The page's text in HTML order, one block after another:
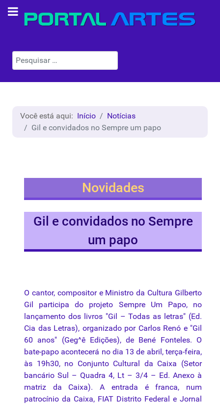
Pesquisar
Você está aqui: Início
Notícias
Gil e convidados no Sempre um papo
Novidades
Gil e convidados no Sempre
um papo
O cantor, compositor e Ministro da Cultura Gilberto
Gil participa do projeto SempreUm Papo, no
lançamento dos livros"Gil –Todas as letras" (Ed.
Cia das Letras), organizado porCarlos Renó e "Gil
60 anos" (Geg^ê Edições), de Bené Fonteles. O
bate-papo acontecerá no dia 13 de abril, terça-feira,
às 19h30, no Conjunto Cultural da Caixa (Setor
bancário Sul – Quadra 4, Lt – 3/4 – Ed. Anexo à
matriz da Caixa). A entrada é franca, num
patrocínio da Caixa, FIAT Distrito Federal e Jornal